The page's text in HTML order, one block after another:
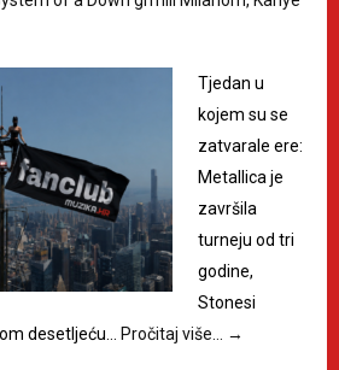
Tjedan u
kojem su se
zatvarale ere:
Metallica je
završila
turneju od tri
godine,
Stonesi
desetljeću…
Pročitaj više… →